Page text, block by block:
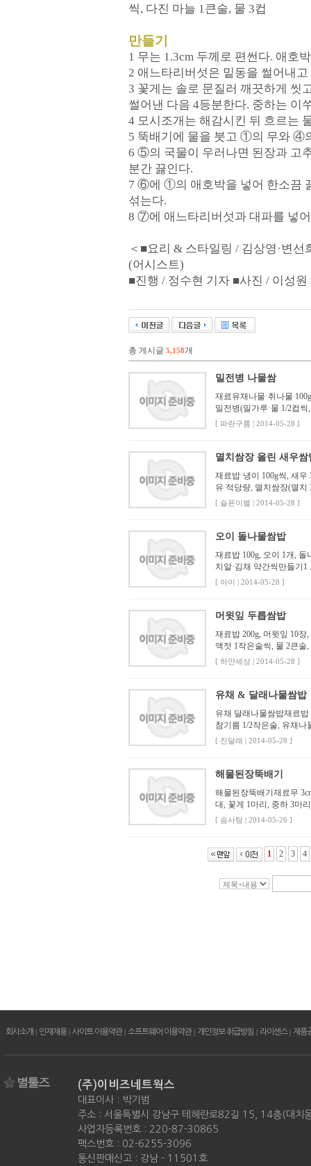
씩, 다진 마늘 1큰술, 물 3컵
만들기
1 무는 1.3cm 두께로 편썬다. 애호
2 애느타리버섯은 밑동을 썰어내
3 꽃게는 솔로 문질러 깨끗하게 씻
썰어낸 다음 4등분한다. 중하는 이
4 모시조개는 해감시킨 뒤 흐르는
5 뚝배기에 물을 붓고 ①의 무와 ④
6 ⑤의 국물이 우러나면 된장과 고
분간 끓인다.
7 ⑥에 ①의 애호박을 넣어 한소끔
섞는다.
8 ⑦에 애느타리버섯과 대파를 넣
＜■요리 & 스타일링 / 김상영·변
(어시스트)
■진행 / 정수현 기자 ■사진 / 이성원
총 게시글 5,158개
밀전병 나물쌈
재료유채나물·취나물
밀전병(밀가루·물 1/2컵
[ 파란구름 | 2014-05-28 ]
멸치쌈장 올린 새우쌈
재료밥·냉이 100g씩, 새
유 적당량, 멸치쌈장(멸치
[ 슬픈이별 | 2014-05-28 ]
오이 돌나물쌈밥
재료밥 100g, 오이 1개, 돌
치알·김채 약간씩만들기
[ 아이 | 2014-05-28 ]
머윗잎 두릅쌈밥
재료밥 200g, 머윗잎 10장
액젓 1작은술씩, 물 2큰술
[ 하얀세상 | 2014-05-28 ]
유채 & 달래나물쌈밥
유채 달래나물쌈밥재료밥
참기름 1/2작은술, 유채나
[ 진달래 | 2014-05-28 ]
해물된장뚝배기
해물된장뚝배기재료무
대, 꽃게 1마리, 중하 3마
[ 솜사탕 | 2014-05-26 ]
1 2 3 4
회사소개 | 인재채용 | 사이트 이용약관 | 소프트웨어 이용약관 | 개인정보 취급방침 | 라이센스 | 제품
(주)이비즈네트웍스
대표이사 : 박기범
주소 : 서울특별시 강남구 테헤란로82길 15, 14층(대치
사업자등록번호 : 220-87-30865
팩스번호 : 02-6255-3096
통신판매신고 : 강남 - 11501호